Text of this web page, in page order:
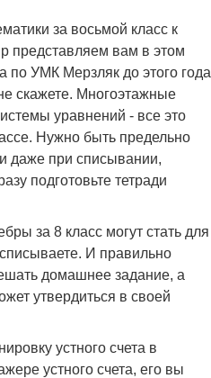
за восьмой класс к
представляем вам в этом
по УМК Мерзляк до этого года
скажете. Многоэтажные
уравнений - все это
Нужно быть предельно
даже при списывании,
подготовьте тетради
за 8 класс могут стать для
И правильно
домашнее задание, а
утвердиться в своей
устного счета в
устного счета, его вы